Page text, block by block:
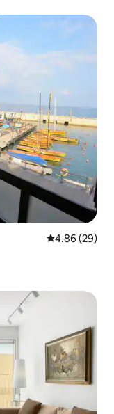
レビュー29
4.86 (29)